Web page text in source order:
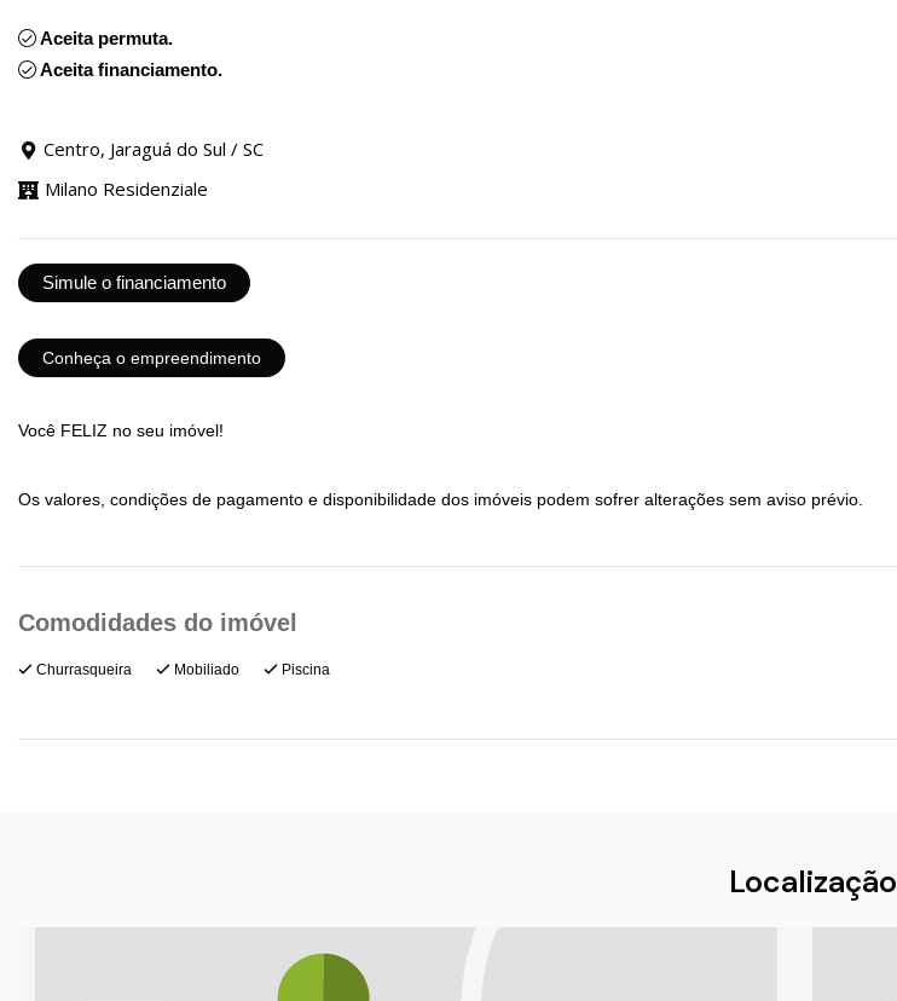
Aceita permuta.
Aceita financiamento.
Centro, Jaraguá do Sul / SC
Milano Residenziale
Simule o financiamento
Conheça o empreendimento
Você FELIZ no seu imóvel!
Os valores, condições de pagamento e disponibilidade dos imóveis podem sofrer alterações sem aviso prévio.
Churrasqueira Mobiliado Piscina
Localização